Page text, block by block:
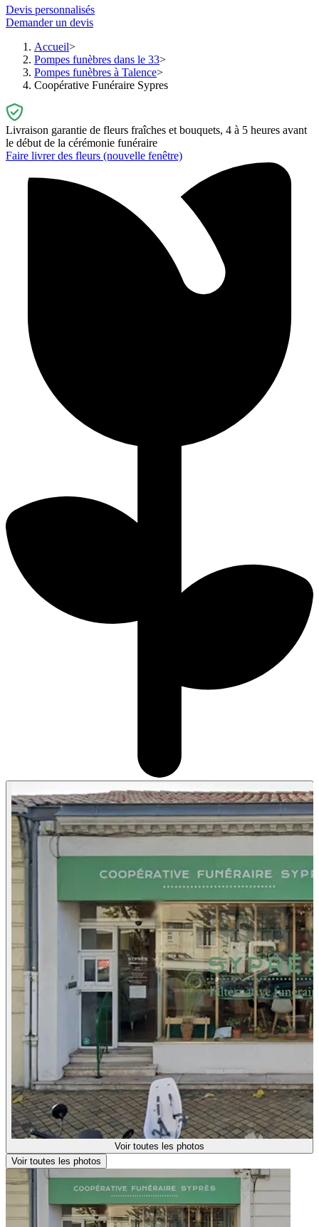
Devis personnalisés
Demander un devis
Accueil
Pompes funèbres dans le 33
Pompes funèbres à Talence
Coopérative Funéraire Sypres
Livraison garantie de fleurs fraîches et bouquets, 4 à 5 heures avant
le début de la cérémonie funéraire
Faire livrer des fleurs (nouvelle fenêtre)
Voir toutes les photos
Voir toutes les photos